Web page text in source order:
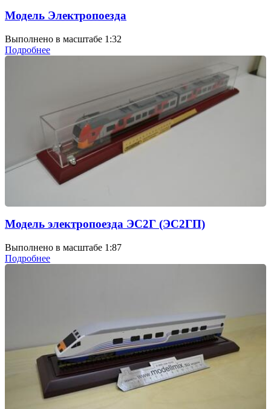
Модель Электропоезда
Выполнено в масштабе 1:32
Подробнее
Модель электропоезда ЭС2Г (ЭС2ГП)
Выполнено в масштабе 1:87
Подробнее